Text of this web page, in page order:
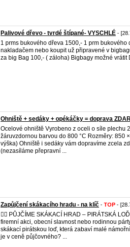
Palivové dřevo - tvrdé štípané- VYSCHLÉ -
1 prms bukového dřeva 1500,- 1 prm
nakladačem nebo koupit už připravené v
za big Bag 100,- ( záloha) Bigbagy možné vrátit
Ohniště + sedáky + opékáčky = doprava
Ocelové ohniště Vyrobeno z oceli o síle plechu
žáruvzdornou barvou do 800 °C Rozměry: 850
výška) Ohniště i sedáky vám dopravíme zcela
(nezasíláme přepravní ...
Zapůjčení skákacího hradu - na klíč - TOP -
🏴‍☠️ PŮJČÍME SKÁKACÍ HRAD – PIRÁTSKÁ
firemní akci, obecní slavnost nebo rodinnou
skákací pirátskou loď, která zabaví malé
je v ceně půjčovného? ...